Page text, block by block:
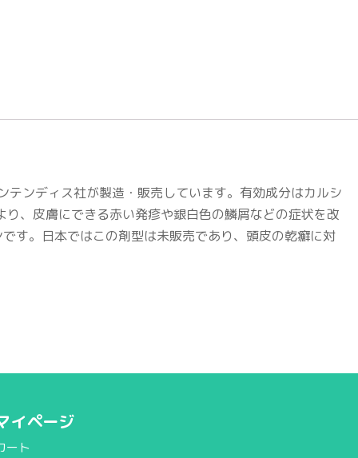
ンディス社が製造・販売しています。有効成分はカルシ
、皮膚にできる赤い発疹や銀白色の鱗屑などの症状を改
す。日本ではこの剤型は未販売であり、頭皮の乾癬に対
イページ
ート